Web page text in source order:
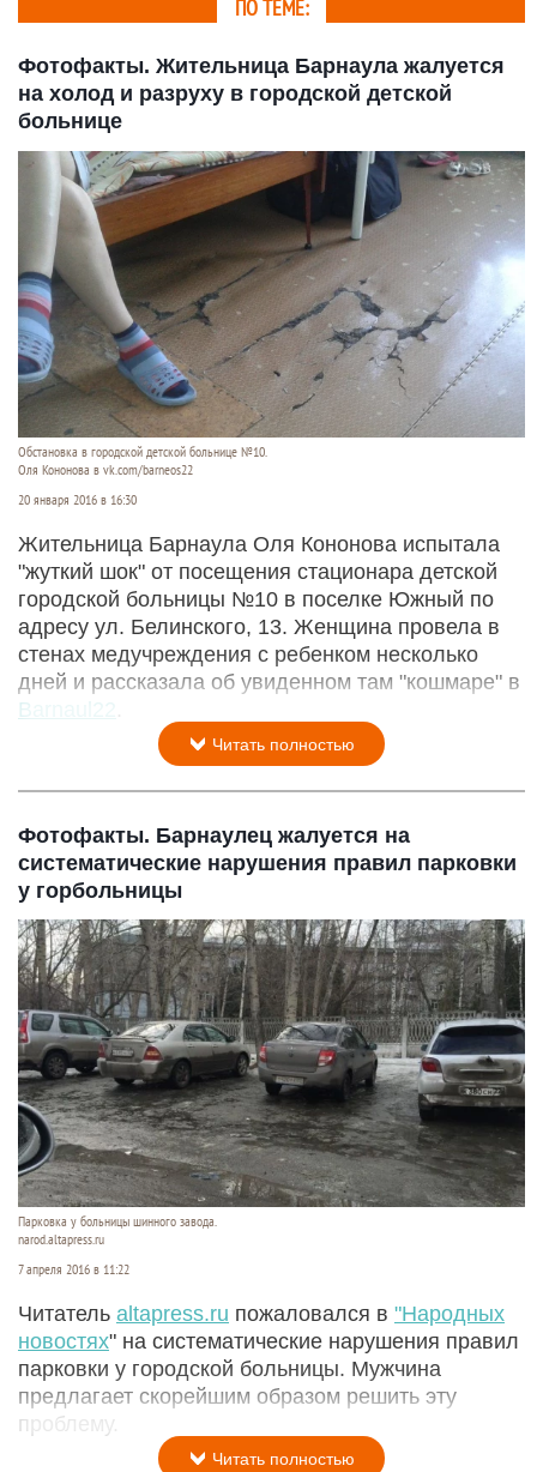
ПО ТЕМЕ:
Фотофакты. Жительница Барнаула жалуется
на холод и разруху в городской детской
больнице
Обстановка в городской детской больнице №10.
Оля Кононова в vk.com/barneos22
20 января 2016 в 16:30
Жительница Барнаула Оля Кононова испытала
"жуткий шок" от посещения стационара детской
городской больницы №10 в поселке Южный по
адресу ул. Белинского, 13. Женщина провела в
стенах медучреждения с ребенком несколько
дней и рассказала об увиденном там "кошмаре" в
Barnaul22
Читать полностью
Фотофакты. Барнаулец жалуется на
систематические нарушения правил парковки
у горбольницы
Парковка у больницы шинного завода.
narod.altapress.ru
7 апреля 2016 в 11:22
Читатель altapress.ru пожаловался в "Народных
новостях" на систематические нарушения правил
парковки у городской больницы. Мужчина
предлагает скорейшим образом решить эту
проблему.
Читать полностью